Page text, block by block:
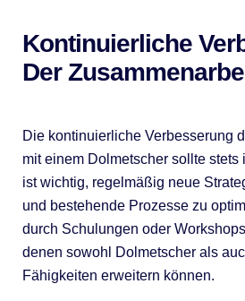
Kontinuierliche
Der
Die kontinuierliche Verbesserung
mit einem Dolmetscher sollte stets
ist wichtig, regelmäßig neue
und bestehende Prozesse zu
durch Schulungen oder
denen sowohl Dolmetscher als
Fähigkeiten erweitern können.